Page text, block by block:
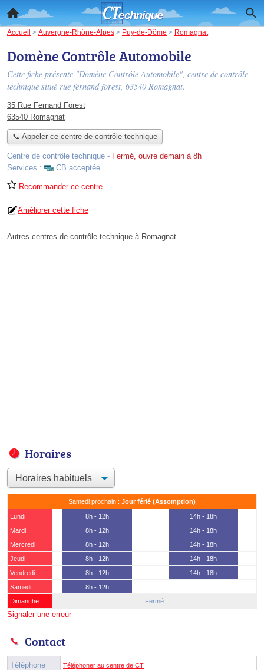
Accueil > Auvergne-Rhône-Alpes > Puy-de-Dôme > Romagnat
Domène Contrôle Automobile
Cette fiche présente "Domène Contrôle Automobile", centre de contrôle
technique situé rue fernand forest, 63540 Romagnat.
35 Rue Fernand Forest
63540 Romagnat
📞 Appeler ce centre de contrôle technique
Centre de contrôle technique - Fermé, ouvre demain à 8h
Services :
CB acceptée
Recommander ce centre
Améliorer cette fiche
Autres centres de contrôle technique à Romagnat
Horaires
Samedi prochain : Jour férié (Assomption)
Lundi 8h - 12h
14h - 18h
Mardi
8h - 12h
14h - 18h
Mercredi
8h - 12h
14h - 18h
Jeudi
8h - 12h
14h - 18h
Vendredi
8h - 12h
14h - 18h
Samedi
8h - 12h
Dimanche
Fermé
Signaler une erreur
Contact
Téléphone Téléphoner au centre de CT